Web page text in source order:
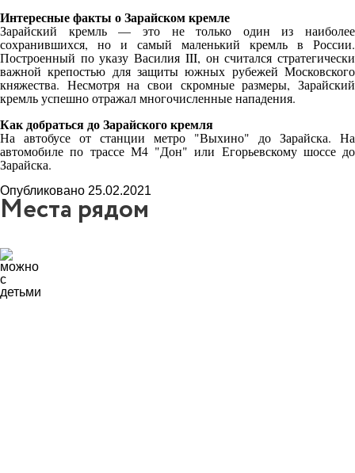
Интересные факты о Зарайском кремле
Зарайский кремль — это не только один из наиболее
сохранившихся, но и самый маленький кремль в России.
Построенный по указу Василия III, он считался стратегически
важной крепостью для защиты южных рубежей Московского
княжества. Несмотря на свои скромные размеры, Зарайский
кремль успешно отражал многочисленные нападения.
Как добраться до Зарайского кремля
На автобусе от станции метро "Выхино" до Зарайска. На
автомобиле по трассе М4 "Дон" или Егорьевскому шоссе до
Зарайска.
Опубликовано 25.02.2021
Места рядом